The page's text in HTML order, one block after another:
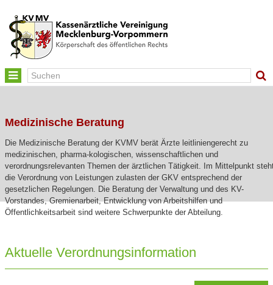
Toggle
navigation
Medizinische Beratung
Die Medizinische Beratung der KVMV berät Ärzte leitliniengerecht zu
medizinischen, pharma-kologischen, wissenschaftlichen und
verordnungsrelevanten Themen der ärztlichen Tätigkeit. Im Mittelpunkt
die Verordnung von Leistungen zulasten der GKV entsprechend der
gesetzlichen Regelungen. Die Beratung der Verwaltung und des KV-
Vorstandes, Gremienarbeit, Entwicklung von Arbeitshilfen und
Öffentlichkeitsarbeit sind weitere Schwerpunkte der Abteilung.
Aktuelle Verordnungsinformation